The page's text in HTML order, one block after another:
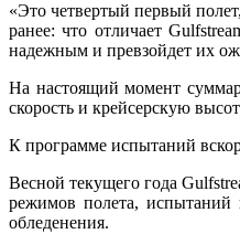
«Это четвертый первый
ранее: что отличает
надежным и превзойдет их
На настоящий момент
скорость и крейсерскую
К программе испытаний
Весной текущего года
режимов полета, испытаний
обледенения.